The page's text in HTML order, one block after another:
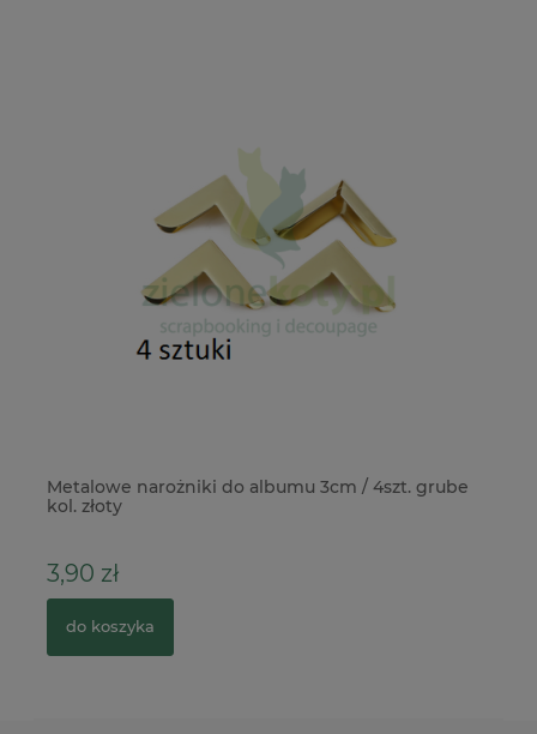
Metalowe narożniki do albumu 3cm / 4szt. grube
kol. złoty
3,90 zł
do koszyka